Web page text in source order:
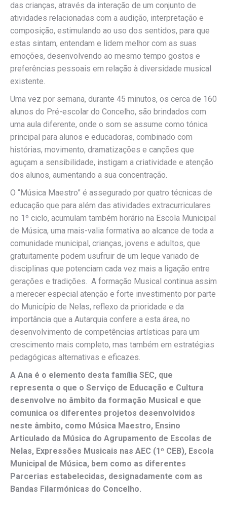
das crianças, através da interação de um conjunto de
atividades relacionadas com a audição, interpretação e
composição, estimulando ao uso dos sentidos, para que
estas sintam, entendam e lidem melhor com as suas
emoções, desenvolvendo ao mesmo tempo gostos e
preferências pessoais em relação à diversidade musical
existente.
Uma vez por semana, durante 45 minutos, os cerca de 160
alunos do Pré-escolar do Concelho, são brindados com
uma aula diferente, onde o som se assume como tónica
principal para alunos e educadoras, combinado com
histórias, movimento, dramatizações e canções que
aguçam a sensibilidade, instigam a criatividade e atenção
dos alunos, aumentando a sua concentração.
O “Música Maestro” é assegurado por quatro técnicas de
educação que para além das atividades extracurriculares
no 1º ciclo, acumulam também horário na Escola Municipal
de Música, uma mais-valia formativa ao alcance de toda a
comunidade municipal, crianças, jovens e adultos, que
gratuitamente podem usufruir de um leque variado de
disciplinas que potenciam cada vez mais a ligação entre
gerações e tradições. A formação Musical continua assim
a merecer especial atenção e forte investimento por parte
do Município de Nelas, reflexo da prioridade e da
importância que a Autarquia confere a esta área, no
desenvolvimento de competências artísticas para um
crescimento mais completo, mas também em estratégias
pedagógicas alternativas e eficazes.
A Ana é o elemento desta família SEC, que
representa o que o Serviço de Educação e Cultura
desenvolve no âmbito da formação Musical e que
comunica os diferentes projetos desenvolvidos
neste âmbito, como Música Maestro, Ensino
Articulado da Música do Agrupamento de Escolas de
Nelas, Expressões Musicais nas AEC (1º CEB), Escola
Municipal de Música, bem como as diferentes
Parcerias estabelecidas, designadamente com as
Bandas Filarmónicas do Concelho.